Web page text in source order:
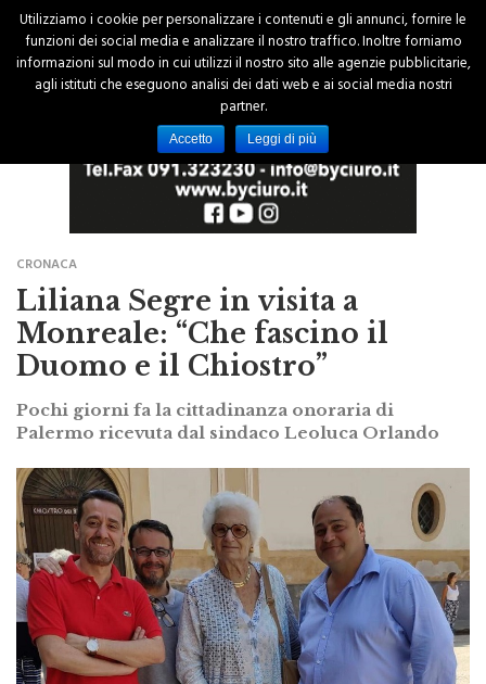
CRONACA
Liliana Segre in visita a
Monreale: “Che fascino il
Duomo e il Chiostro”
Pochi giorni fa la cittadinanza onoraria di
Palermo ricevuta dal sindaco Leoluca Orlando
Utilizziamo i cookie per personalizzare i contenuti e gli annunci, fornire le
funzioni dei social media e analizzare il nostro traffico. Inoltre forniamo
informazioni sul modo in cui utilizzi il nostro sito alle agenzie pubblicitarie,
agli istituti che eseguono analisi dei dati web e ai social media nostri
partner.
Accetto Leggi di più